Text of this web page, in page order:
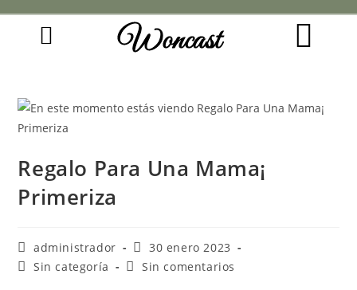
Woncast
Regalo Para Una Mama¡
Primeriza
administrador
30 enero 2023
Sin categoría
Sin comentarios